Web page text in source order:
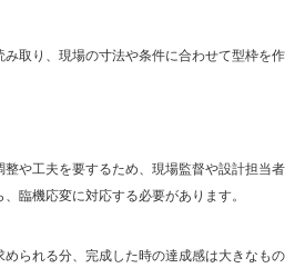
取り、現場の寸法や条件に合わせて型枠を作
や工夫を要するため、現場監督や設計担当者
臨機応変に対応する必要があります。
られる分、完成した時の達成感は大きなもの